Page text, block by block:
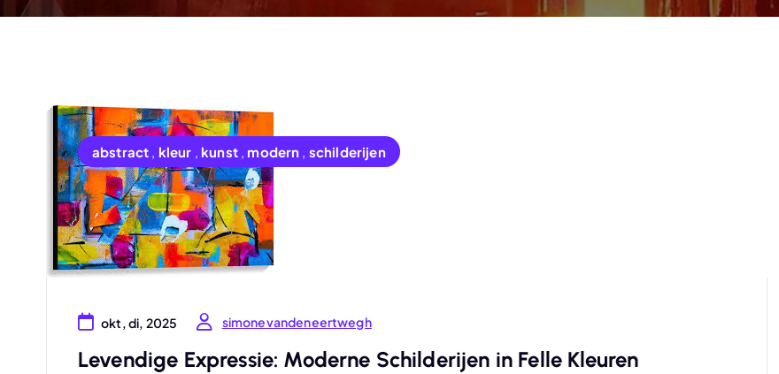
abstract , kleur , kunst, modern , schilderijen
okt, di, 2025 simonevandeneertwegh
Levendige Expressie: Moderne Schilderijen in Felle Kleuren